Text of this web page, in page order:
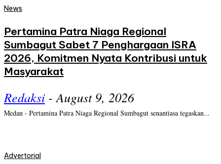
News
Pertamina Patra Niaga Regional
Sumbagut Sabet 7 Penghargaan ISRA
2026, Komitmen Nyata Kontribusi untuk
Masyarakat
Redaksi - August 9, 2026
Medan - Pertamina Patra Niaga Regional Sumbagut senantiasa tegaskan...
Advertorial